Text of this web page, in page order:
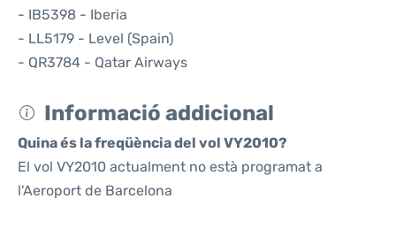
- IB5398 - Iberia
- LL5179 - Level (Spain)
- QR3784 - Qatar Airways
Informació addicional
Quina és la freqüència del vol VY2010?
El vol VY2010 actualment no està programat a
l'Aeroport de Barcelona